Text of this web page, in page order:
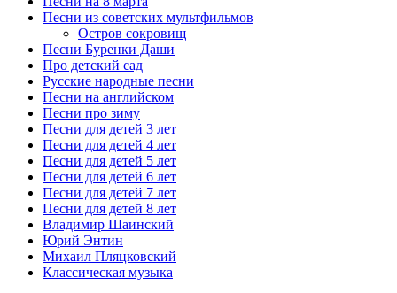
Песни из советских мультфильмов
Остров сокровищ
Песни Буренки Даши
Про детский сад
Русские народные песни
Песни на английском
Песни про зиму
Песни для детей 3 лет
Песни для детей 4 лет
Песни для детей 5 лет
Песни для детей 6 лет
Песни для детей 7 лет
Песни для детей 8 лет
Владимир Шаинский
Юрий Энтин
Михаил Пляцковский
Классическая музыка